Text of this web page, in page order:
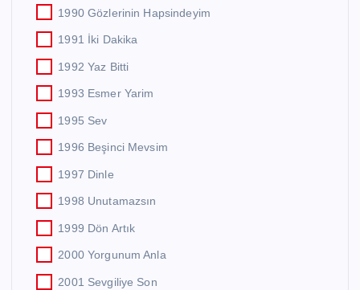
1990 Gözlerinin Hapsindeyim
1991 İki Dakika
1992 Yaz Bitti
1993 Esmer Yarim
1995 Sev
1996 Beşinci Mevsim
1997 Dinle
1998 Unutamazsın
1999 Dön Artık
2000 Yorgunum Anla
2001 Sevgiliye Son